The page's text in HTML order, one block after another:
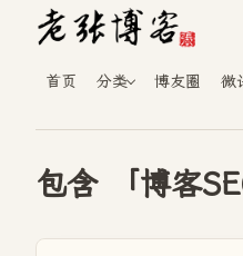
首页 分类 博友圈 微
包含 「博客